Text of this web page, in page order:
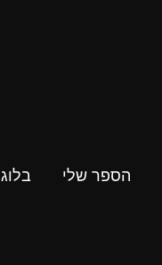
הספר שלי בלוג